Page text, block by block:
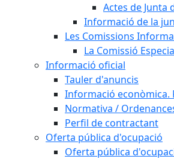
Actes de Junta
Informació de la
Les Comissions
La Comissió
Informació oficial
Tauler d'anuncis
Informació econòmica.
Normativa /
Perfil de contractant
Oferta pública d'ocupació
Oferta pública